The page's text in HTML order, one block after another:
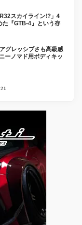
スカイライン!?」4
た『GTB-4』という存
グレッシブさも高級感
ーノマド用ボディキッ